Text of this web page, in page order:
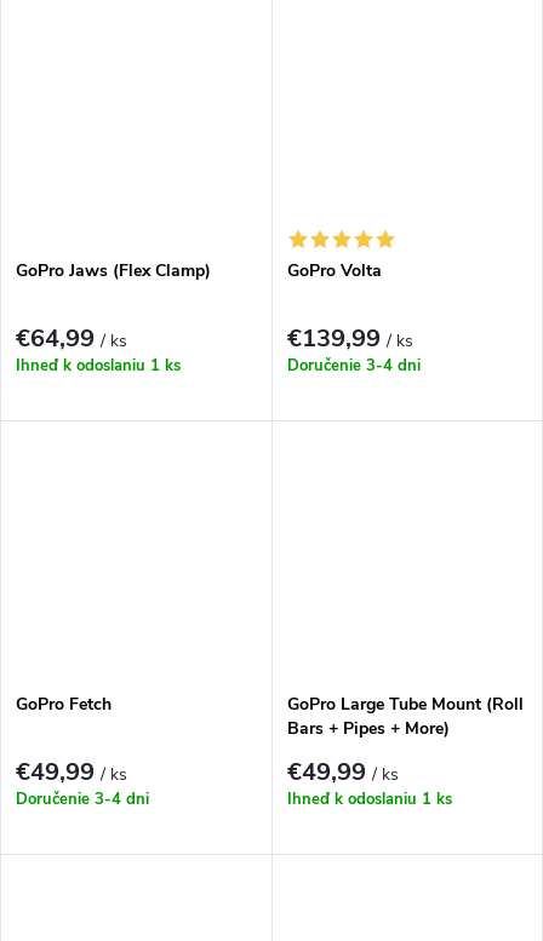
GoPro Jaws (Flex Clamp)
€64,99/ ks
Ihneď k odoslaniu 1 ks
GoPro Volta
€139,99/ ks
Doručenie 3-4 dni
GoPro Fetch
€49,99/ ks
Doručenie 3-4 dni
GoPro Large Tube Mount (Roll
Bars + Pipes + More)
€49,99/ ks
Ihneď k odoslaniu 1 ks